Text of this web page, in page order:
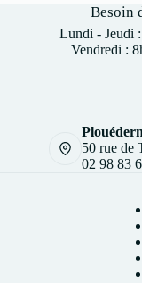
Besoin
Lundi - Jeudi
Vendredi :
Plouédern
50 rue de
02 98 83